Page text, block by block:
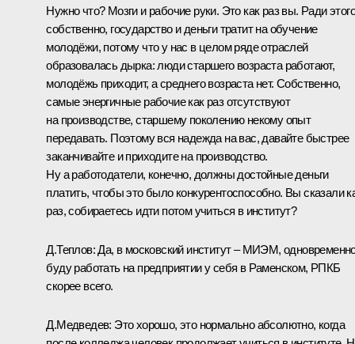
Нужно что? Мозги и рабочие руки. Это как раз вы. Ради
собственно, государство и деньги тратит на обучение
молодёжи, потому что у нас в целом ряде отраслей
образовалась дырка: люди старшего возраста работают,
молодёжь приходит, а среднего возраста нет. Собственно,
самые энергичные рабочие как раз отсутствуют
на производстве, старшему поколению некому опыт
передавать. Поэтому вся надежда на вас, давайте быстрее
заканчивайте и приходите на производство.
Ну а работодатели, конечно, должны достойные деньги
платить, чтобы это было конкурентоспособно. Вы сказали
раз, собираетесь идти потом учиться в институт?
Д.Теплов:Да, в московский институт – МИЭМ,
буду работать на предприятии у себя в Раменском, РПКБ
скорее всего.
Д.Медведев: Это хорошо, это нормально абсолютно, когда